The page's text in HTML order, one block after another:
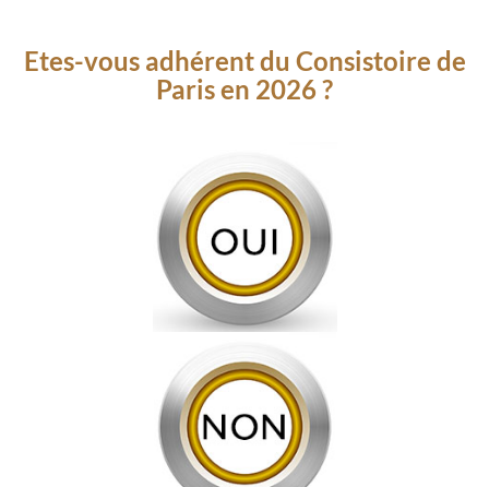
Etes-vous adhérent du Consistoire de
Paris en 2026 ?